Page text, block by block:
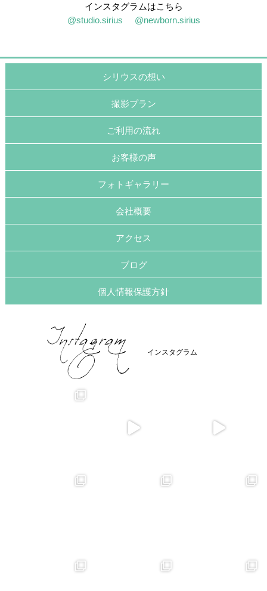
インスタグラムはこちら
@studio.sirius
@newborn.sirius
シリウスの想い
撮影プラン
ご利用の流れ
お客様の声
フォトギャラリー
会社概要
アクセス
ブログ
個人情報保護方針
インスタグラム